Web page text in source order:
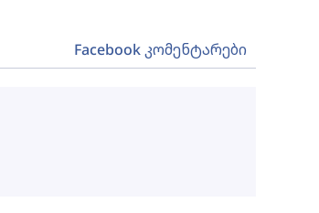
Facebook კომენტარები